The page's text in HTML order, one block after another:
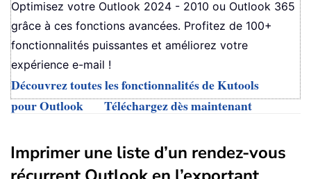
Optimisez votre Outlook 2024 - 2010 ou Outlook 365
grâce à ces fonctions avancées. Profitez de 100+
fonctionnalités puissantes et améliorez votre
expérience e-mail !
Découvrez toutes les fonctionnalités de Kutools
pour Outlook
Téléchargez dès maintenant
Imprimer une liste d’un rendez-vous